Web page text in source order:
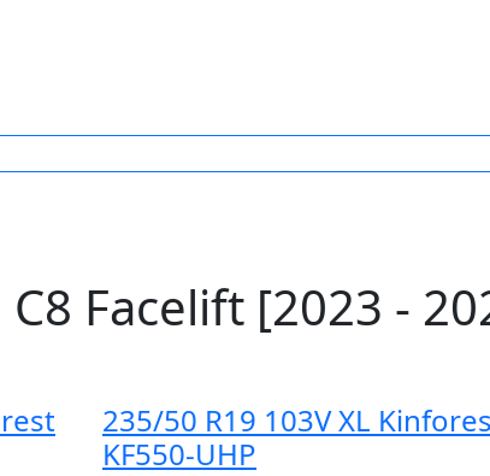
Facelift [2023 -
235/50 R19 103V XL
KF550-UHP